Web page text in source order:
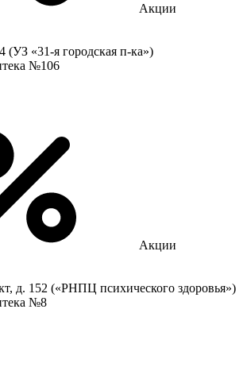
Акции
(УЗ «31-я городская п-ка»)
№106
Акции
д. 152 («РНПЦ психического здоровья»)
№8